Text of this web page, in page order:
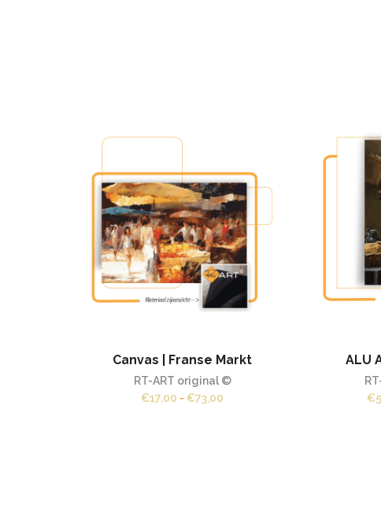
Canvas | Franse Markt
RT-ART original ©
€17,00 - €73,00
ALU
€